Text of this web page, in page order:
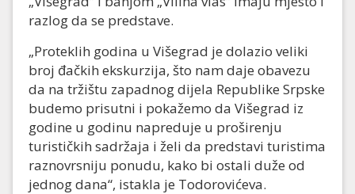
razlog da se predstave.
„Proteklih godina u Višegrad je dolazio veliki
broj đačkih ekskurzija, što nam daje obavezu
da na tržištu zapadnog dijela Republike Srpske
budemo prisutni i pokažemo da Višegrad iz
godine u godinu napreduje u proširenju
turističkih sadržaja i želi da predstavi turistima
raznovrsniju ponudu, kako bi ostali duže od
jednog dana“, istakla je Todorovićeva.